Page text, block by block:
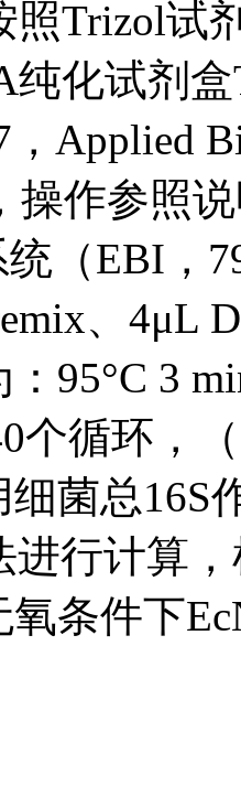
照Trizol试
纯化试剂
Applied
操作参照
（EBI，
、4μL
95°C 3
个循环，
菌总16S
进行计算
条件下